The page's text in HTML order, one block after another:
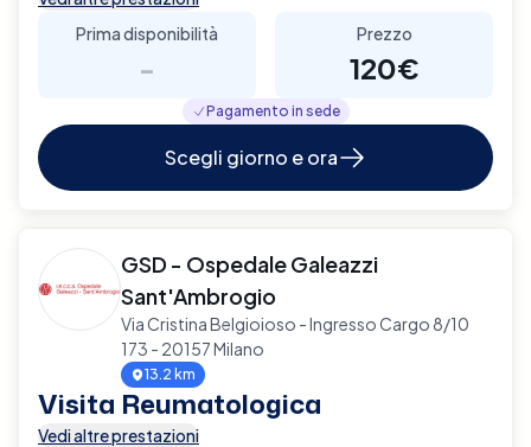
Prima disponibilità
-
Prezzo
120€
Pagamento in sede
Scegli giorno e ora
GSD - Ospedale Galeazzi
Sant'Ambrogio
Via Cristina Belgioioso - Ingresso Cargo 8/10
173 - 20157 Milano
13.2 km
Visita Reumatologica
Vedi altre prestazioni